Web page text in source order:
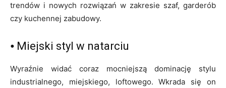
trendów i nowych rozwiązań w zakresie szaf, garderób
czy kuchennej zabudowy.
⦁ Miejski styl w natarciu
Wyraźnie widać coraz mocniejszą dominację stylu
industrialnego, miejskiego, loftowego. Wkrada się on